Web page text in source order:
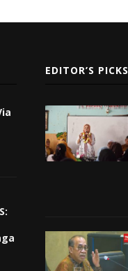
EDITOR’S PICKS